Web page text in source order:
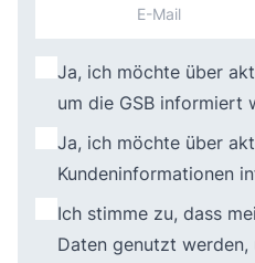
Ja, ich möchte über
um die GSB informiert
Ja, ich möchte über
Kundeninformationen
Ich stimme zu, dass
Daten genutzt